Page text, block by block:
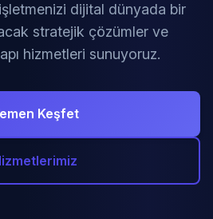
dijital dünyada bir
stratejik çözümler ve
hizmetleri sunuyoruz.
Keşfet